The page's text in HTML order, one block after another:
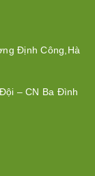
Định Công,Hà
– CN Ba Đình